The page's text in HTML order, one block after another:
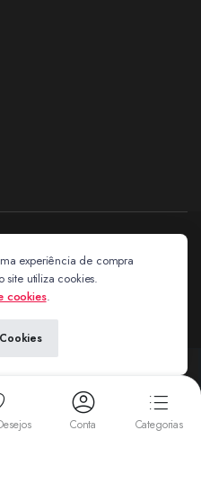
os direitos reservados. by
experiência de compra
site utiliza cookies.
cookies.
Conta Categorias